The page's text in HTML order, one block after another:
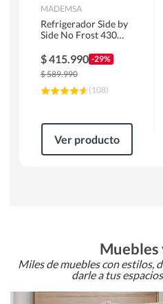
MADEMSA
Refrigerador Side by
Side No Frost 430
MAS430B
$415.990 -29%
$589.990
(108)
Ver producto
Muebles
Miles de muebles con estilos,
darle a tus